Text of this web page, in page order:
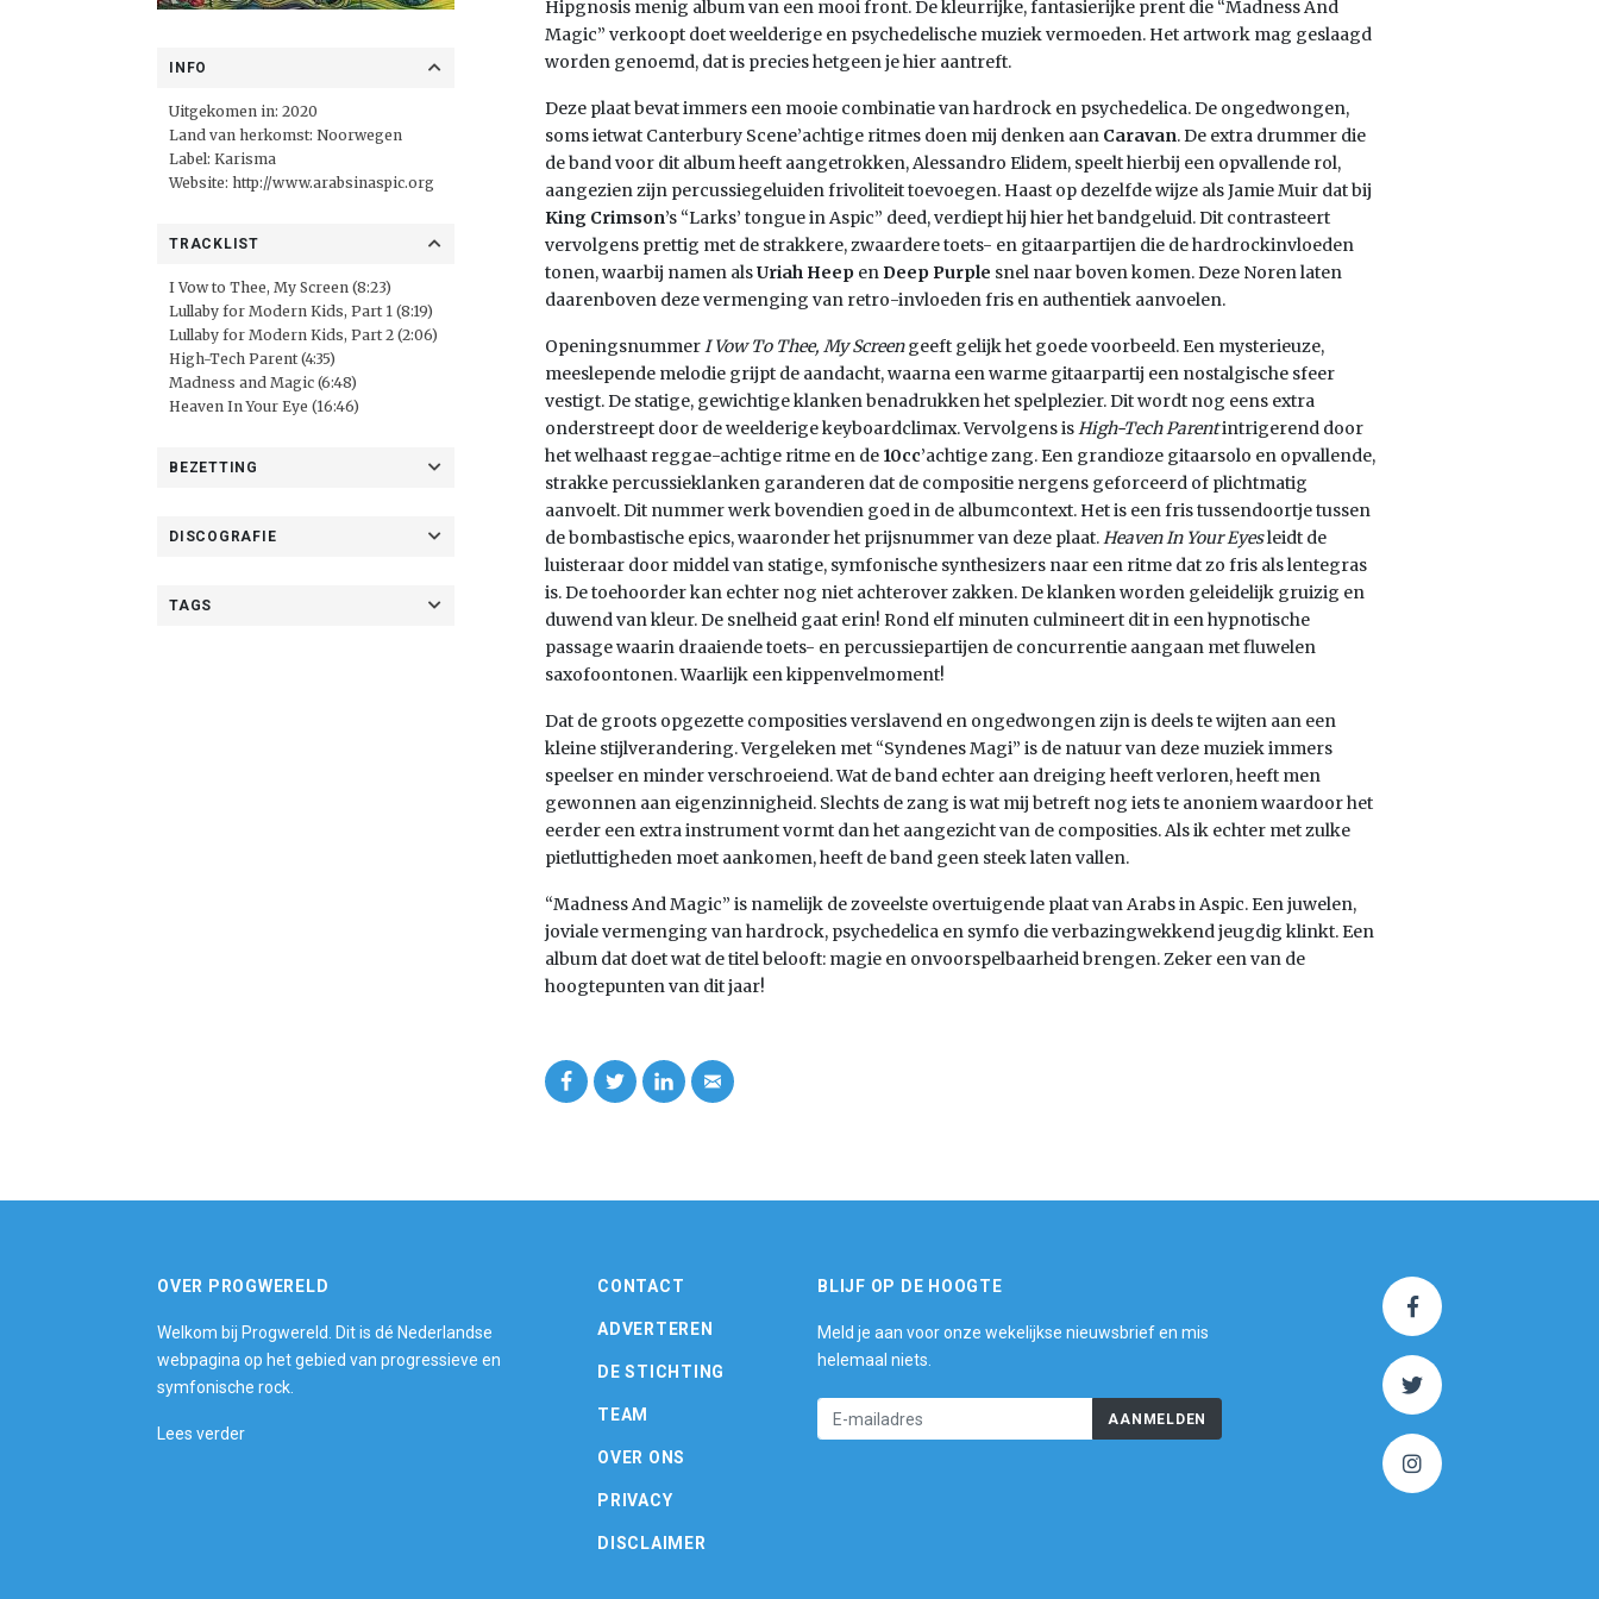
INFO
Uitgekomen in: 2020
Land van herkomst: Noorwegen
Label: Karisma
Website: http://www.arabsinaspic.org
TRACKLIST
I Vow to Thee, My Screen (8:23)
Lullaby for Modern Kids, Part 1 (8:19)
Lullaby for Modern Kids, Part 2 (2:06)
High-Tech Parent (4:35)
Madness and Magic (6:48)
Heaven In Your Eye (16:46)
BEZETTING
DISCOGRAFIE
TAGS
Hipgnosis menig album van een mooi front. De kleurrijke, fantasierijke prent die “Madness And
Magic” verkoopt doet weelderige en psychedelische muziek vermoeden. Het artwork mag geslaagd
worden genoemd, dat is precies hetgeen je hier aantreft.
Deze plaat bevat immers een mooie combinatie van hardrock en psychedelica. De ongedwongen,
soms ietwat Canterbury Scene’achtige ritmes doen mij denken aan Caravan. De extra drummer die
de band voor dit album heeft aangetrokken, Alessandro Elidem, speelt hierbij een opvallende rol,
aangezien zijn percussiegeluiden frivoliteit toevoegen. Haast op dezelfde wijze als Jamie Muir dat bij
King Crimson’s “Larks’ tongue in Aspic” deed, verdiept hij hier het bandgeluid. Dit contrasteert
vervolgens prettig met de strakkere, zwaardere toets- en gitaarpartijen die de hardrockinvloeden
tonen, waarbij namen alsUriah Heep en Deep Purple snel naar boven komen. Deze Noren laten
daarenboven deze vermenging van retro-invloeden fris en authentiek aanvoelen.
OpeningsnummerI Vow To Thee, My Screengeeft gelijk het goede voorbeeld. Een mysterieuze,
meeslepende melodie grijpt de aandacht, waarna een warme gitaarpartij een nostalgische sfeer
vestigt. De statige, gewichtige klanken benadrukken het spelplezier. Dit wordt nog eens extra
onderstreept door de weelderige keyboardclimax. Vervolgens isHigh-Tech Parentintrigerend door
het welhaast reggae-achtige ritme en de 10cc’achtige zang. Een grandioze gitaarsolo en opvallende,
strakke percussieklanken garanderen dat de compositie nergens geforceerd of plichtmatig
aanvoelt. Dit nummer werk bovendien goed in de albumcontext. Het is een fris tussendoortje tussen
de bombastische epics, waaronder het prijsnummer van deze plaat.Heaven In Your Eyesleidt de
luisteraar door middel van statige, symfonische synthesizers naar een ritme dat zo fris als lentegras
is. De toehoorder kan echter nog niet achterover zakken. De klanken worden geleidelijk gruizig en
duwend van kleur. De snelheid gaat erin! Rond elf minuten culmineert dit in een hypnotische
passage waarin draaiende toets- en percussiepartijen de concurrentie aangaan met fluwelen
saxofoontonen. Waarlijk een kippenvelmoment!
Dat de groots opgezette composities verslavend en ongedwongen zijn is deels te wijten aan een
kleine stijlverandering. Vergeleken met “Syndenes Magi” is de natuur van deze muziek immers
speelser en minder verschroeiend. Wat de band echter aan dreiging heeft verloren, heeft men
gewonnen aan eigenzinnigheid. Slechts de zang is wat mij betreft nog iets te anoniem waardoor het
eerder een extra instrument vormt dan het aangezicht van de composities. Als ik echter met zulke
pietluttigheden moet aankomen, heeft de band geen steek laten vallen.
“Madness And Magic” is namelijk de zoveelste overtuigende plaat van Arabs in Aspic. Een juwelen,
joviale vermenging van hardrock, psychedelica en symfo die verbazingwekkend jeugdig klinkt. Een
album dat doet wat de titel belooft: magie en onvoorspelbaarheid brengen. Zeker een van de
hoogtepunten van dit jaar!
OVER PROGWERELD
Welkom bij Progwereld. Dit is dé Nederlandse
webpagina op het gebied van progressieve en
symfonische rock.
Lees verder
CONTACT
ADVERTEREN
DE STICHTING
TEAM
OVER ONS
PRIVACY
DISCLAIMER
BLIJF OP DE HOOGTE
Meld je aan voor onze wekelijkse nieuwsbrief en mis
helemaal niets.
AANMELDEN